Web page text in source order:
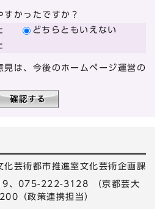
すかったですか？
どちらともいえない
見は、今後のホームページ運営の
化芸術都市推進室文化芸術企画課
、075-222-3128 （京都芸大
（政策連携担当）